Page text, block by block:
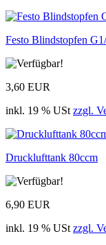
Festo Blindstopfen
3,60 EUR
inkl. 19 % USt zzgl.
Drucklufttank 80ccm
6,90 EUR
inkl. 19 % USt zzgl.